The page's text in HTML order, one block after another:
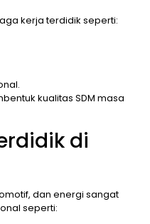
kerja terdidik seperti:
kualitas SDM masa
di
dan energi sangat
seperti: